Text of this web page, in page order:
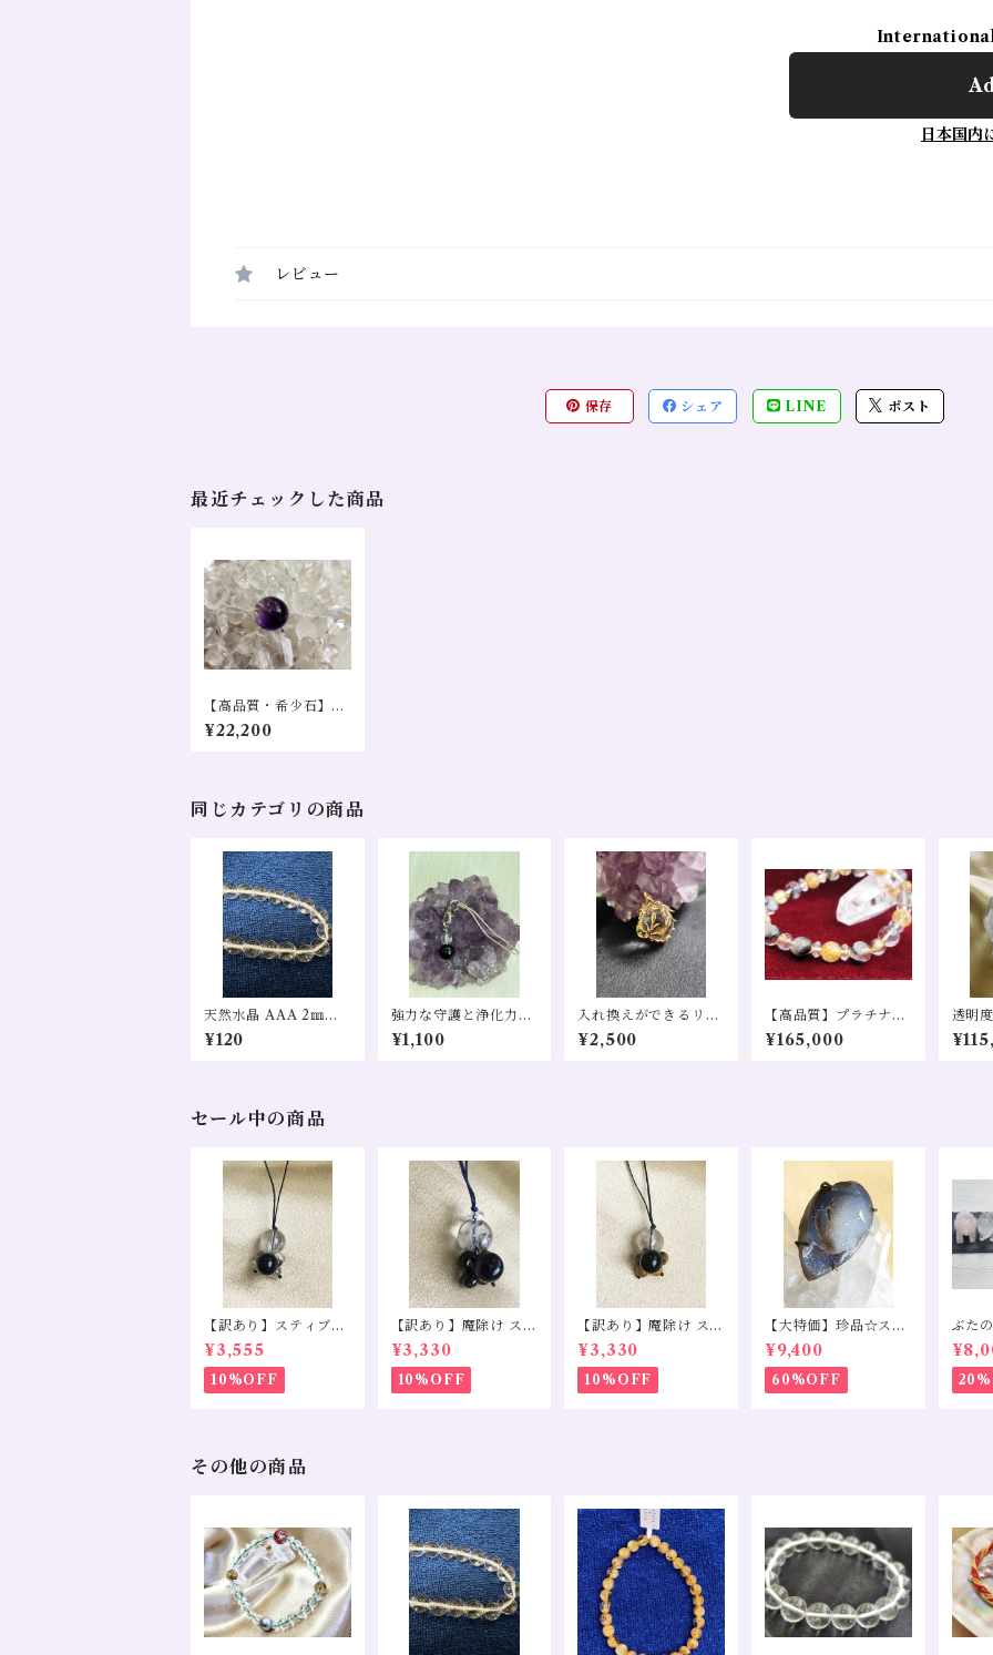
日本国内
レビュー
保存 シェア LINE ポスト
最近チェックした商品
【高品質・希少石】大
人気！スーパーセブン
AAA １０㎜ １粒売
¥22,200
同じカテゴリの商品
天然水晶 AAA 2㎜穴
直径８㎜ 1粒売り
¥120
強力な守護と浄化力の
ストラップ
¥1,100
入れ換えができるリー
フPT～丸玉水晶～
¥2,500
【高品質】プラチナク
ォーツ タイチンルチル
ブレスレット売り 金運
¥165,000
透明
スタ
セール中の商品
【訳あり】スティブナ
イトインクォーツ モリ
オン 水晶
¥3,555
10%OFF
【訳あり】魔除け ステ
ィブナイトインクォー
ツ スモーキークォーツ
モリオン
¥3,330
10%OFF
【訳あり】魔除け ステ
ィブナイトインクォー
ツ モリオン タイガー
アイ
¥3,330
10%OFF
【大特価】珍品☆スパ
イラライトペンダント
トップS925
¥9,400
60%OFF
ぶた
水晶
その他の商品